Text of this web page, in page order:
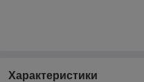
Характеристики